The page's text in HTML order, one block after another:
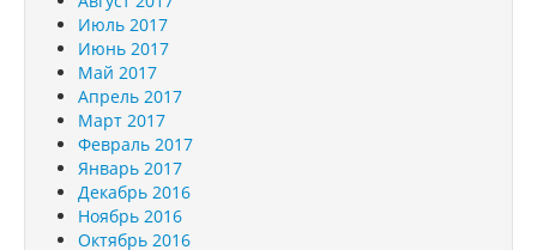
Июль 2017
Июнь 2017
Май 2017
Апрель 2017
Март 2017
Февраль 2017
Январь 2017
Декабрь 2016
Ноябрь 2016
Октябрь 2016